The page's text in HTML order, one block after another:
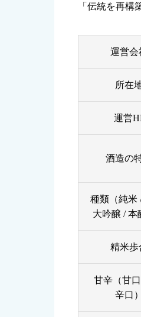
「伝統を再構
運営会
所在
運営
酒造の
種類（純米
大吟醸 / 本
精米歩
甘辛（甘
辛口）